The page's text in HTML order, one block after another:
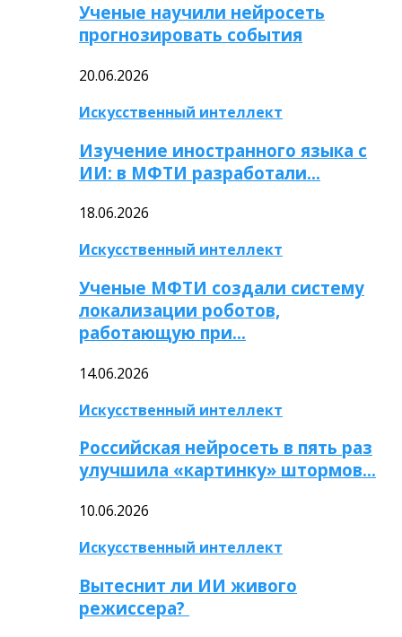
Ученые научили нейросеть
прогнозировать события
20.06.2026
Искусственный интеллект
Изучение иностранного языка с
ИИ: в МФТИ разработали…
18.06.2026
Искусственный интеллект
Ученые МФТИ создали систему
локализации роботов,
работающую при…
14.06.2026
Искусственный интеллект
Российская нейросеть в пять раз
улучшила «картинку» штормов…
10.06.2026
Искусственный интеллект
Вытеснит ли ИИ живого
режиссера?